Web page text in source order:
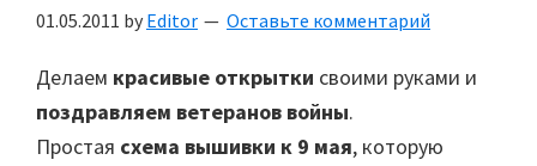
01.05.2011 by Editor Оставьте комментарий
Делаем красивые открытки своими руками и
поздравляем ветеранов войны.
Простая схема вышивки к 9 мая, которую